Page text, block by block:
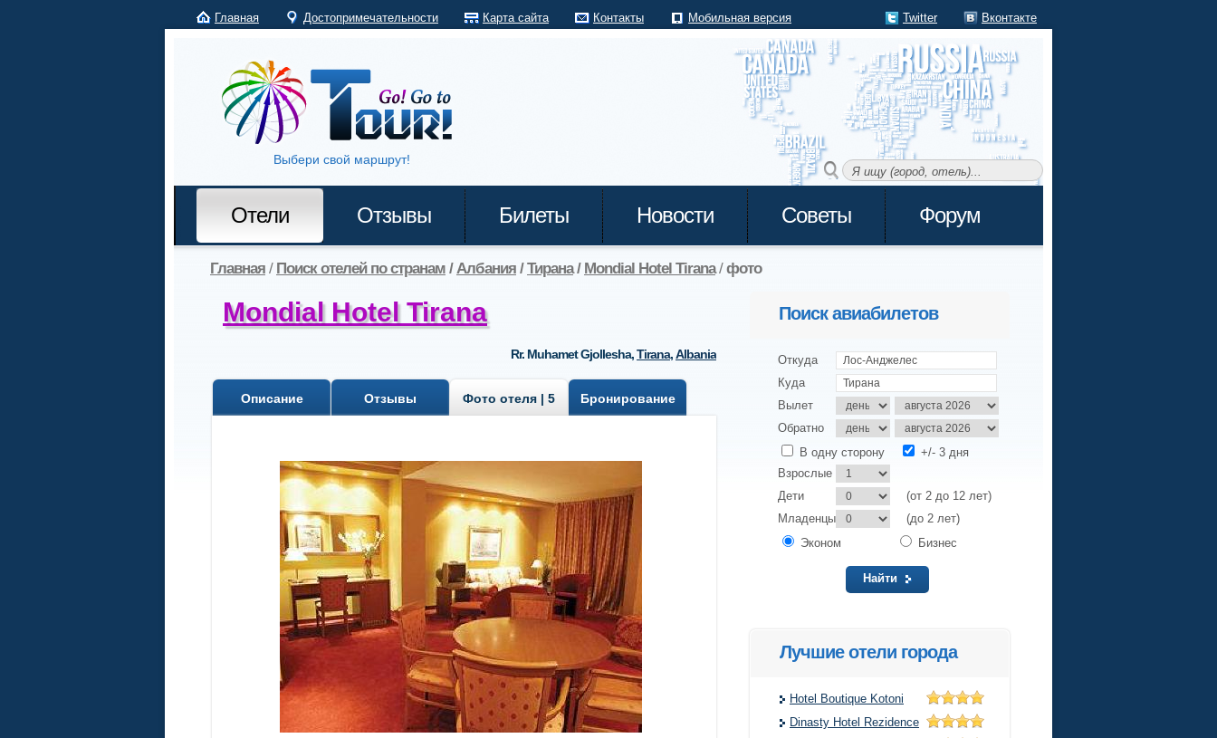
Главная Достопримечательности Карта сайта Контакты Мобильная версия Twitter Вконтакте
Выбери свой маршрут!
Отели Отзывы Билеты Новости Советы Форум
Главная / Поиск отелей по странам /Албания /Тирана/ Mondial Hotel Tirana/фото
Mondial Hotel Tirana
Rr. Muhamet Gjollesha,Tirana,Albania
Описание Отзывы Фото отеля | 5 Бронирование
Поиск авиабилетов
Откуда
Куда
Вылет
Обратно
В одну сторону
+/- 3 дня
Взрослые
Дети
(от 2 до 12 лет)
Младенцы
(до 2 лет)
Эконом
Бизнес
Найти
Лучшие отели города
Hotel Boutique Kotoni
Dinasty Hotel Rezidence